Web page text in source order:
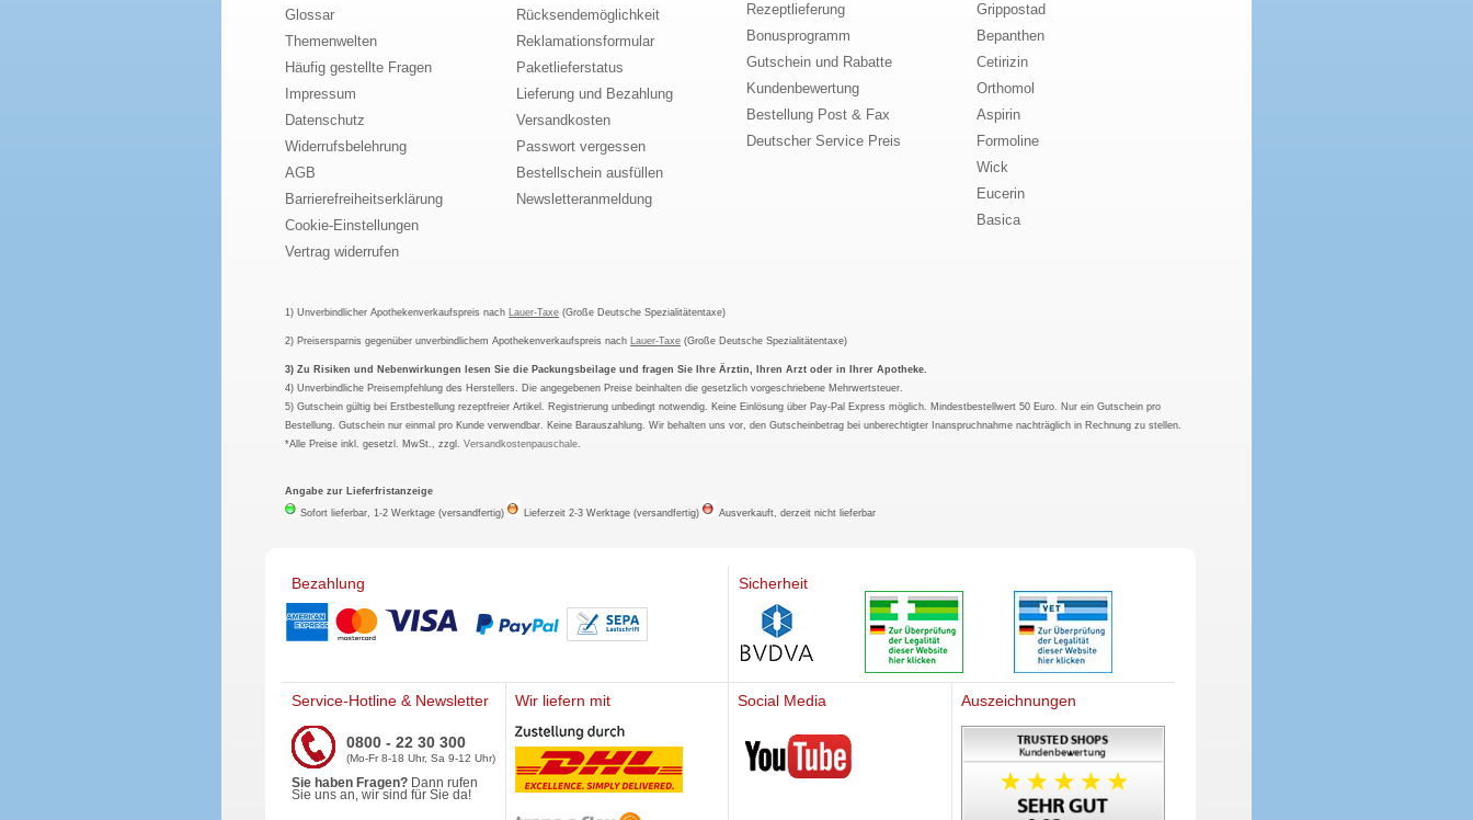
Glossar
Themenwelten
Häufig gestellte Fragen
Impressum
Datenschutz
Widerrufsbelehrung
AGB
Barrierefreiheitserklärung
Cookie-Einstellungen
Vertrag widerrufen
Rücksendemöglichkeit
Reklamationsformular
Paketlieferstatus
Lieferung und Bezahlung
Versandkosten
Passwort vergessen
Bestellschein ausfüllen
Newsletteranmeldung
Rezeptlieferung
Bonusprogramm
Gutschein und Rabatte
Kundenbewertung
Bestellung Post & Fax
Deutscher Service Preis
Grippostad
Bepanthen
Cetirizin
Orthomol
Aspirin
Formoline
Wick
Eucerin
Basica
1) Unverbindlicher Apothekenverkaufspreis nach Lauer-Taxe (Große Deutsche Spezialitätentaxe)
2) Preisersparnis gegenüber unverbindlichem Apothekenverkaufspreis nach Lauer-Taxe (Große Deutsche Spezialitätentaxe)
3) Zu Risiken und Nebenwirkungen lesen Sie die Packungsbeilage und fragen Sie Ihre Ärztin, Ihren Arzt oder in Ihrer Apotheke.
4) Unverbindliche Preisempfehlung des Herstellers. Die angegebenen Preise beinhalten die gesetzlich vorgeschriebene Mehrwertsteuer.
5) Gutschein gültig bei Erstbestellung rezeptfreier Artikel. Registrierung unbedingt notwendig. Keine Einlösung über Pay-Pal Express möglich. Mindestbestellwert 50 Euro. Nur ein Gutschein pro
Bestellung. Gutschein nur einmal pro Kunde verwendbar. Keine Barauszahlung. Wir behalten uns vor, den Gutscheinbetrag bei unberechtigter Inanspruchnahme nachträglich in Rechnung zu stellen.
*Alle Preise inkl. gesetzl. MwSt., zzgl.Versandkostenpauschale.
Angabe zur Lieferfristanzeige
Sofort lieferbar, 1-2 Werktage (versandfertig)
Lieferzeit 2-3 Werktage (versandfertig) Ausverkauft, derzeit nicht lieferbar
Bezahlung Sicherheit
Service-Hotline & Newsletter
0800 - 22 30 300
(Mo-Fr 8-18 Uhr, Sa 9-12 Uhr)
Sie haben Fragen? Dann rufen
Sie uns an, wir sind für Sie da!
Wir liefern mit Social Media
Mediherz
Auszeichnungen